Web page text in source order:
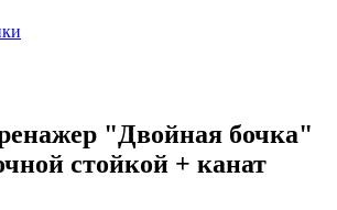
"Двойная бочка"
стойкой + канат